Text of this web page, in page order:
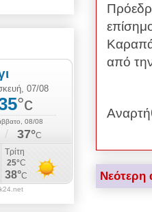
από
Νεότερη